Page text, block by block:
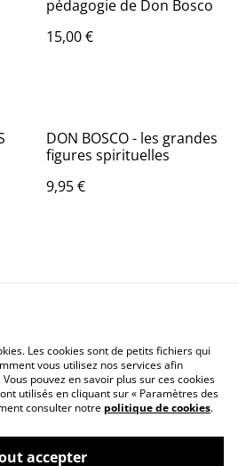
pédagogie de Don Bosco
15,00 €
DON BOSCO - les grandes
figures spirituelles
9,95 €
Conditions
Politique de cookies
nous ?
Les cookies sont de petits fichiers qui
vous utilisez nos services afin
pouvez en savoir plus sur ces cookies
utilisés en cliquant sur « Paramètres des
consulter notre politique de cookies.
accepter